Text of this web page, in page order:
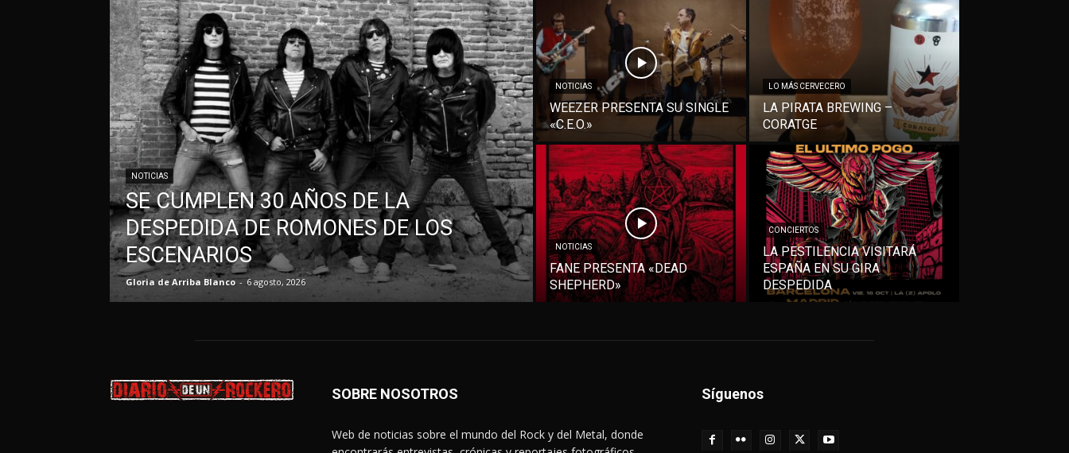
NOTICIAS
SE CUMPLEN 30 AÑOS DE LA
DESPEDIDA DE ROMONES DE LOS
ESCENARIOS
Gloria de Arriba Blanco - 6 agosto, 2026
NOTICIAS
WEEZER PRESENTA SU SINGLE
«C.E.O.»
LO MÁS CERVECERO
LA PIRATA BREWING –
CORATGE
NOTICIAS
FANE PRESENTA «DEAD
SHEPHERD»
CONCIERTOS
LA PESTILENCIA VISITARÁ
ESPAÑA EN SU GIRA
DESPEDIDA
SOBRE NOSOTROS
Web de noticias sobre el mundo del Rock y del Metal, donde
Síguenos